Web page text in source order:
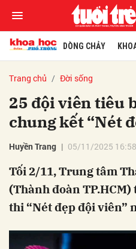
DÒNG CHẢY
Trang chủ Đời sống
25 đội viên tiêu
chung kết “Nét
Huyền Trang 05/11/2025
Tối 2/11, Trung tâm
(Thành đoàn
thi “Nét đẹp đội viên”